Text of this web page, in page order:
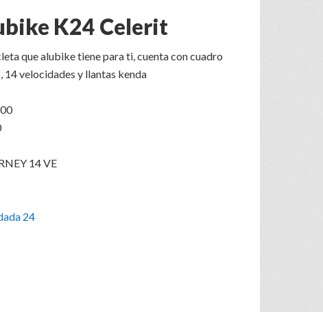
K24 Celerit
que alubike tiene para ti, cuenta con cuadro
14 velocidades y llantas kenda
14 VE
24